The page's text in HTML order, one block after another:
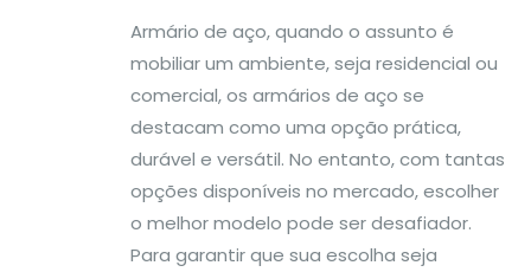
Armário de aço, quando o assunto é
mobiliar um ambiente, seja residencial ou
comercial, os armários de aço se
destacam como uma opção prática,
durável e versátil. No entanto, com tantas
opções disponíveis no mercado, escolher
o melhor modelo pode ser desafiador.
Para garantir que sua escolha seja